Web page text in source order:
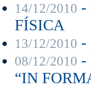
14/12/2010 -
FÍSICA
13/12/2010 -
08/12/2010 -
“IN